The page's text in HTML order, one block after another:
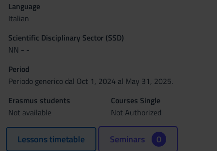
Language
Italian
Scientific Disciplinary Sector (SSD)
NN - -
Period
Periodo generico dal Oct 1, 2024 al May 31, 2025.
Erasmus students
Not available
Courses Single
Not Authorized
Lessons timetable Seminars 0